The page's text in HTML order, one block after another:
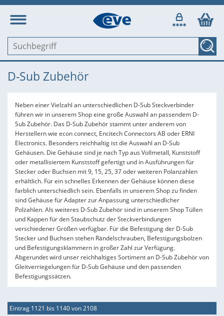
D-Sub Zubehör
Neben einer Vielzahl an unterschiedlichen D-Sub Steckverbinder
führen wir in unserem Shop eine große Auswahl an passendem D-
Sub Zubehör. Das D-Sub Zubehör stammt unter anderem von
Herstellern wie econ connect, Encitech Connectors AB oder ERNI
Electronics. Besonders reichhaltig ist die Auswahl an D-Sub
Gehäusen. Die Gehäuse sind je nach Typ aus Vollmetall, Kunststoff
oder metallisiertem Kunststoff gefertigt und in Ausführungen für
Stecker oder Buchsen mit 9, 15, 25, 37 oder weiteren Polanzahlen
erhältlich. Für ein schnelles Erkennen der Gehäuse können diese
farblich unterschiedlich sein. Ebenfalls in unserem Shop zu finden
sind Gehäuse für Adapter zur Anpassung unterschiedlicher
Polzahlen. Als weiteres D-Sub Zubehör sind in unserem Shop Tüllen
und Kappen für den Staubschutz der Steckverbindungen
verschiedener Größen verfügbar. Für die Befestigung der D-Sub
Stecker und Buchsen stehen Rändelschrauben, Befestigungsbolzen
und Befestigungsklammern in großer Zahl zur Verfügung.
Abgerundet wird unser reichhaltiges Sortiment an D-Sub Zubehör von
Gleitverriegelungen für D-Sub Gehäuse und den passenden
Befestigungssätzen.
Eintrag 1121 bis 1140 von 2108